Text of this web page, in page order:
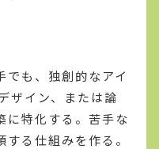
でも、独創的なアイ
ザイン、または論
に特化する。苦手な
る仕組みを作る。